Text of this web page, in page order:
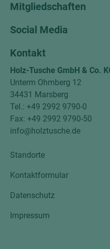
Mitgliedschaften
Social Media
Kontakt
Holz-Tusche GmbH & Co.
Unterm Ohmberg 12
34431 Marsberg
Tel.: +49 2992 9790-0
Fax: +49 2992 9790-50
info@holztusche.de
Standorte
Kontaktformular
Datenschutz
Impressum